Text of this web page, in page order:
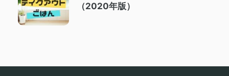
（2020年版）